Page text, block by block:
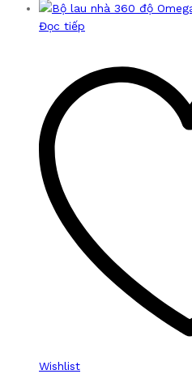
Đọc tiếp
Wishlist